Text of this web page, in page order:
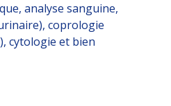
analyse sanguine,
coprologie
cytologie et bien